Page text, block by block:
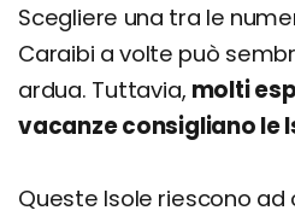
Vergini Esteso
Cosa fare alle Isole
Quanto costa una
Prezzi, offerte e consigli
Scegliere una tra le
Caraibi a volte può
ardua. Tuttavia, molti
vacanze consigliano le
Queste Isole riescono ad